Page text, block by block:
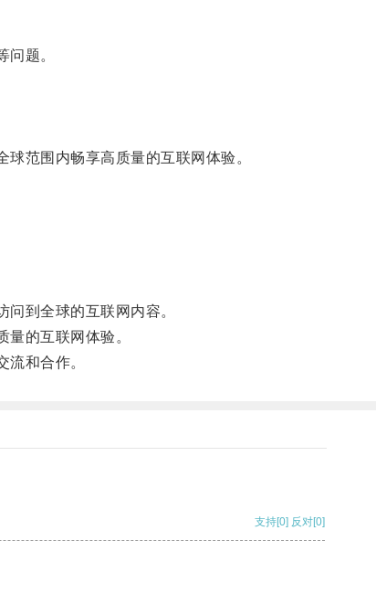
题。
范围内畅享高质量的互联网体验。
到全球的互联网内容。
的互联网体验。
和合作。
支持[0] 反对[0]